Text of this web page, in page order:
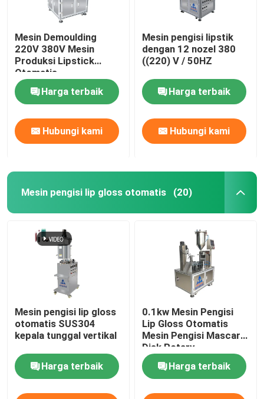
Mesin Demoulding
220V 380V Mesin
Produksi Lipstick
Otomatis
Harga terbaik
Hubungi kami
Mesin pengisi lipstik
dengan 12 nozel 380
((220) V / 50HZ
Harga terbaik
Hubungi kami
Mesin pengisi lip gloss otomatis (20)
Mesin pengisi lip gloss
otomatis SUS304
kepala tunggal vertikal
Harga terbaik
0.1kw Mesin Pengisi
Lip Gloss Otomatis
Mesin Pengisi Mascara
Disk Rotary
Harga terbaik